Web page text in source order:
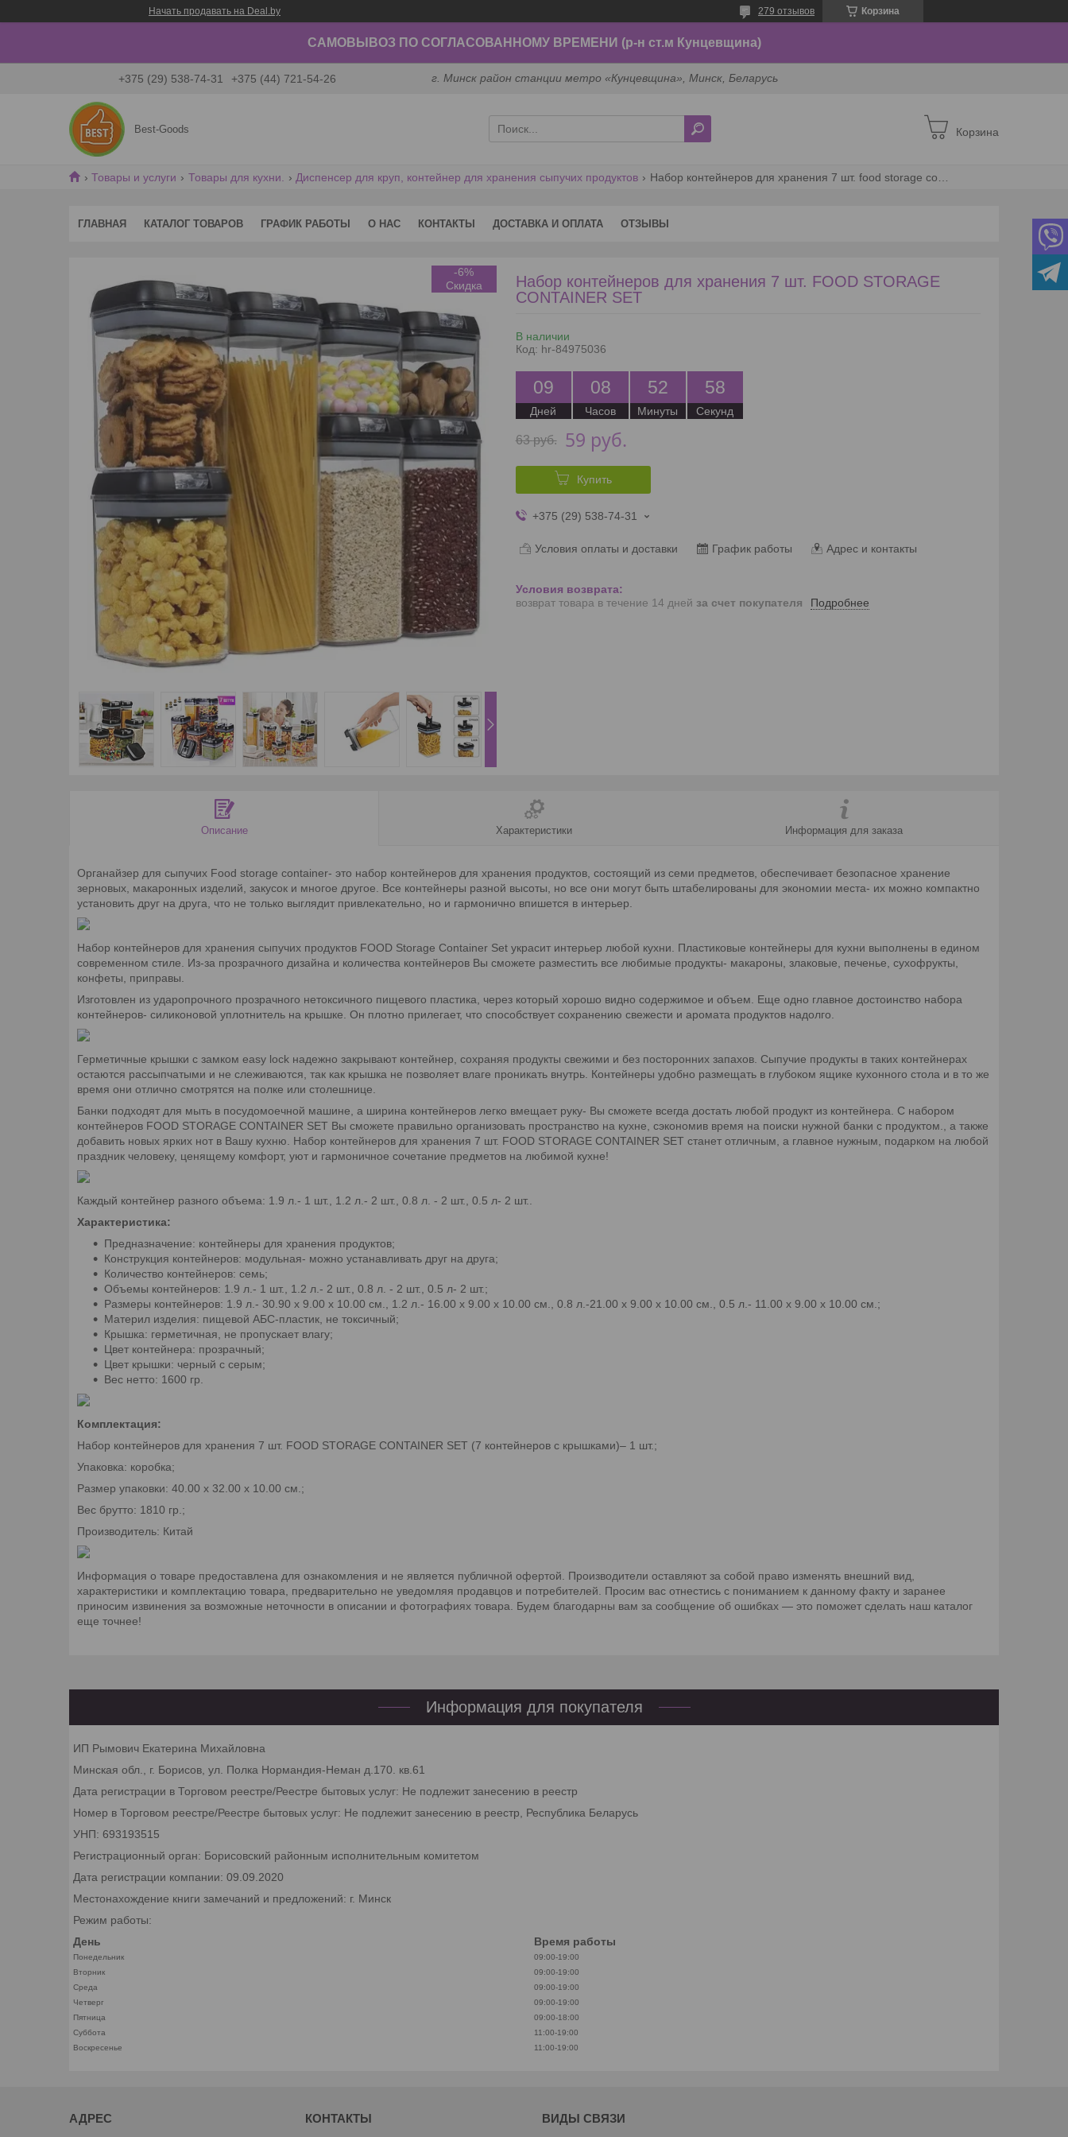
Начать продавать на Deal.by Корзина
279 отзывов
САМОВЫВОЗ ПО СОГЛАСОВАННОМУ ВРЕМЕНИ (р-н ст.м Кунцевщина)
+375 (29) 538-74-31 +375 (44) 721-54-26 г. Минск район станции метро «Кунцевщина», Минск, Беларусь
Best-Goods Корзина
Товары и услуги Товары для кухни. Диспенсер для круп, контейнер для хранения сыпучих продуктов
ГЛАВНАЯ КАТАЛОГ ТОВАРОВ ГРАФИК РАБОТЫ О НАС КОНТАКТЫ ДОСТАВКА И ОПЛАТА ОТЗЫВЫ
-6%
Набор контейнеров для хранения 7 шт. FOOD STORAGE
CONTAINER SET
В наличии
Код: hr-84975036
09
Дней
08
Часов
52
Минуты
57
Секунд
63руб. 59 руб.
Купить
+375 (29) 538-74-31
Условия оплаты и доставки График работы Адрес и контакты
возврат товара в течение 14 дней за счет покупателя Подробнее
Описание Характеристики Информация для заказа
Органайзер для сыпучих Food storage container- это набор контейнеров для хранения продуктов, состоящий из семи предметов, обеспечивает безопасное хранение
зерновых, макаронных изделий, закусок и многое другое. Все контейнеры разной высоты, но все они могут быть штабелированы для экономии места- их можно компактно
установить друг на друга, что не только выглядит привлекательно, но и гармонично впишется в интерьер.
Набор контейнеров для хранения сыпучих продуктов FOOD Storage Container Set украсит интерьер любой кухни. Пластиковые контейнеры для кухни выполнены в едином
современном стиле. Из-за прозрачного дизайна и количества контейнеров Вы сможете разместить все любимые продукты- макароны, злаковые, печенье, сухофрукты,
конфеты, приправы.
Изготовлен из ударопрочного прозрачного нетоксичного пищевого пластика, через который хорошо видно содержимое и объем. Еще одно главное достоинство набора
контейнеров- силиконовой уплотнитель на крышке. Он плотно прилегает, что способствует сохранению свежести и аромата продуктов надолго.
Герметичные крышки с замком easy lock надежно закрывают контейнер, сохраняя продукты свежими и без посторонних запахов. Сыпучие продукты в таких контейнерах
остаются рассыпчатыми и не слеживаются, так как крышка не позволяет влаге проникать внутрь. Контейнеры удобно размещать в глубоком ящике кухонного стола и в то же
время они отлично смотрятся на полке или столешнице.
Банки подходят для мыть в посудомоечной машине, а ширина контейнеров легко вмещает руку- Вы сможете всегда достать любой продукт из контейнера. С набором
контейнеров FOOD STORAGE CONTAINER SEТ Вы сможете правильно организовать пространство на кухне, сэкономив время на поиски нужной банки с продуктом., а также
добавить новых ярких нот в Вашу кухню. Набор контейнеров для хранения 7 шт. FOOD STORAGE CONTAINER SET станет отличным, а главное нужным, подарком на любой
праздник человеку, ценящему комфорт, уют и гармоничное сочетание предметов на любимой кухне!
Каждый контейнер разного объема: 1.9 л.- 1 шт., 1.2 л.- 2 шт., 0.8 л. - 2 шт., 0.5 л- 2 шт..
Характеристика:
Предназначение: контейнеры для хранения продуктов;
Конструкция контейнеров: модульная- можно устанавливать друг на друга;
Количество контейнеров: семь;
Объемы контейнеров: 1.9 л.- 1 шт., 1.2 л.- 2 шт., 0.8 л. - 2 шт., 0.5 л- 2 шт.;
Размеры контейнеров: 1.9 л.- 30.90 х 9.00 х 10.00 см., 1.2 л.- 16.00 х 9.00 х 10.00 см., 0.8 л.-21.00 х 9.00 х 10.00 см., 0.5 л.- 11.00 х 9.00 х 10.00 см.;
Материл изделия: пищевой АБС-пластик, не токсичный;
Крышка: герметичная, не пропускает влагу;
Цвет контейнера: прозрачный;
Цвет крышки: черный с серым;
Вес нетто: 1600 гр.
Комплектация:
Набор контейнеров для хранения 7 шт. FOOD STORAGE CONTAINER SET (7 контейнеров с крышками)– 1 шт.;
Упаковка: коробка;
Размер упаковки: 40.00 х 32.00 х 10.00 см.;
Вес брутто: 1810 гр.;
Производитель: Китай
Информация о товаре предоставлена для ознакомления и не является публичной офертой. Производители оставляют за собой право изменять внешний вид,
характеристики и комплектацию товара, предварительно не уведомляя продавцов и потребителей. Просим вас отнестись с пониманием к данному факту и заранее
приносим извинения за возможные неточности в описании и фотографиях товара. Будем благодарны вам за сообщение об ошибках — это поможет сделать наш каталог
еще точнее!
Информация для покупателя
ИП Рымович Екатерина Михайловна
Минская обл., г. Борисов, ул. Полка Нормандия-Неман д.170. кв.61
Дата регистрации в Торговом реестре/Реестре бытовых услуг: Не подлежит занесению в реестр
Номер в Торговом реестре/Реестре бытовых услуг: Не подлежит занесению в реестр, Республика Беларусь
УНП: 693193515
Регистрационный орган: Борисовский районным исполнительным комитетом
Дата регистрации компании: 09.09.2020
Местонахождение книги замечаний и предложений: г. Минск
Режим работы:
День
Время работы
Понедельник
09:00-19:00
Вторник
09:00-19:00
Среда
09:00-19:00
Четверг
09:00-19:00
Пятница
09:00-18:00
Суббота
11:00-19:00
Воскресенье
11:00-19:00